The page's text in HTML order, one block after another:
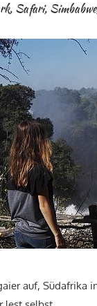
, Safari, Simbabwe
auf, Südafrika